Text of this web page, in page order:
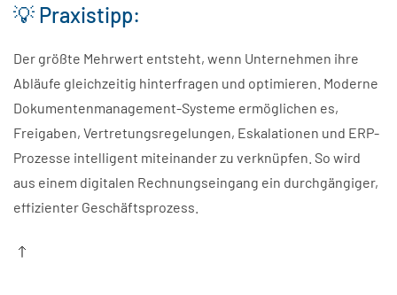
💡 Praxistipp:
Der größte Mehrwert entsteht, wenn Unternehmen ihre
Abläufe gleichzeitig hinterfragen und optimieren. Moderne
Dokumentenmanagement-Systeme ermöglichen es,
Freigaben, Vertretungsregelungen, Eskalationen und ERP-
Prozesse intelligent miteinander zu verknüpfen. So wird
aus einem digitalen Rechnungseingang ein durchgängiger,
effizienter Geschäftsprozess.